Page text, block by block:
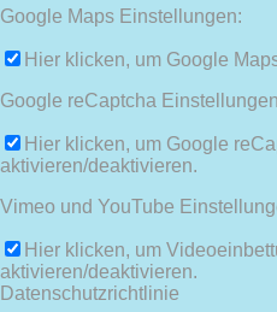
Google Maps Einstellungen:
Hier klicken, um Google
Google reCaptcha
Hier klicken, um Google
aktivieren/deaktivieren.
Vimeo und YouTube
Hier klicken, um
aktivieren/deaktivieren.
Datenschutzrichtlinie